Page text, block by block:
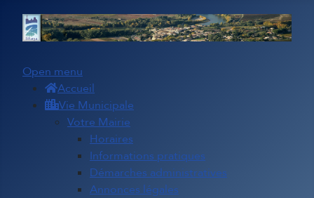
Open menu
Accueil
Vie Municipale
Votre Mairie
Horaires
Informations pratiques
Démarches administratives
Annonces légales